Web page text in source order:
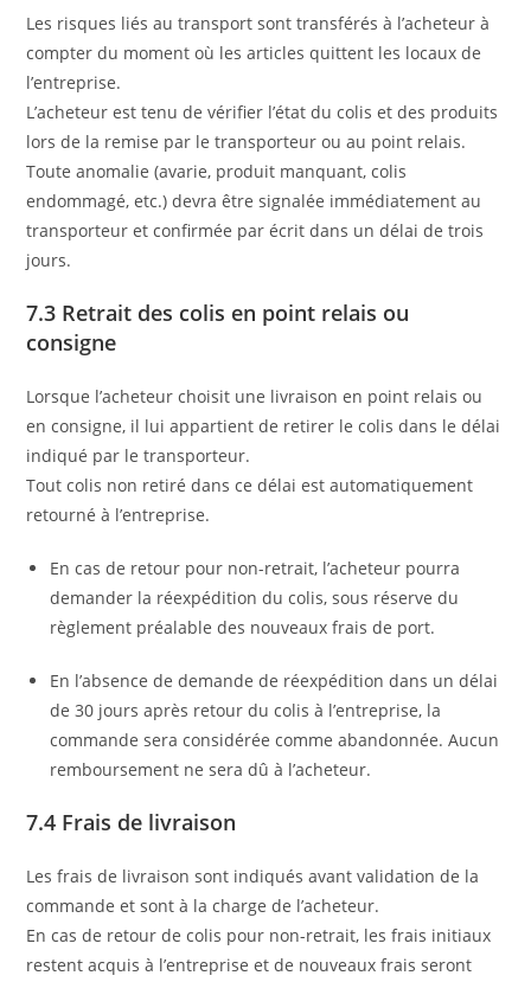
Les risques liés au transport sont transférés à l’acheteur à
compter du moment où les articles quittent les locaux de
l’entreprise.
L’acheteur est tenu de vérifier l’état du colis et des produits
lors de la remise par le transporteur ou au point relais.
Toute anomalie (avarie, produit manquant, colis
endommagé, etc.) devra être signalée immédiatement au
transporteur et confirmée par écrit dans un délai de trois
jours.
7.3 Retrait des colis en point relais ou
consigne
Lorsque l’acheteur choisit une livraison en point relais ou
en consigne, il lui appartient de retirer le colis dans le délai
indiqué par le transporteur.
Tout colis non retiré dans ce délai est automatiquement
retourné à l’entreprise.
En cas de retour pour non-retrait, l’acheteur pourra
demander la réexpédition du colis, sous réserve du
règlement préalable des nouveaux frais de port.
En l’absence de demande de réexpédition dans un délai
de 30 jours après retour du colis à l’entreprise, la
commande sera considérée comme abandonnée. Aucun
remboursement ne sera dû à l’acheteur.
7.4 Frais de livraison
Les frais de livraison sont indiqués avant validation de la
commande et sont à la charge de l’acheteur.
En cas de retour de colis pour non-retrait, les frais initiaux
restent acquis à l’entreprise et de nouveaux frais seront